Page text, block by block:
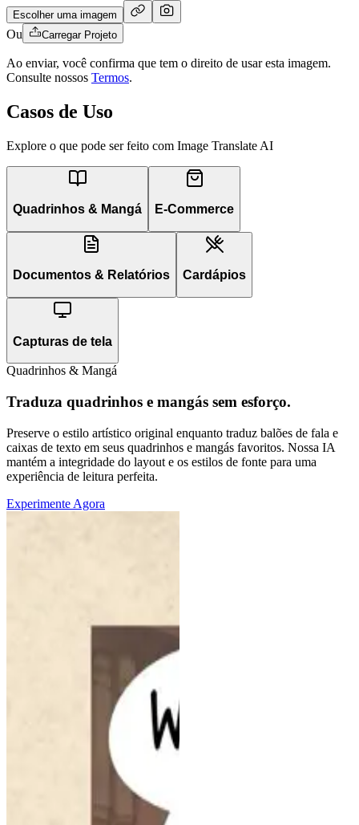
Escolher uma imagem
Ou Carregar Projeto
Ao enviar, você confirma que tem o direito de usar esta imagem.
Consulte nossos Termos.
Casos de Uso
Explore o que pode ser feito com Image Translate AI
Quadrinhos & Mangá E-Commerce
Documentos & Relatórios Cardápios
Capturas de tela
Quadrinhos & Mangá
Traduza quadrinhos e mangás sem esforço.
Preserve o estilo artístico original enquanto traduz balões de fala e
caixas de texto em seus quadrinhos e mangás favoritos. Nossa IA
mantém a integridade do layout e os estilos de fonte para uma
experiência de leitura perfeita.
Experimente Agora